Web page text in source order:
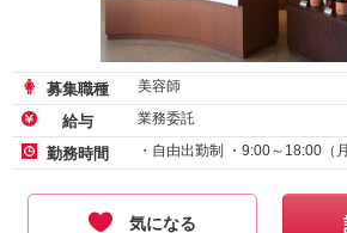
募集職種 美容師
給与 業務委託
勤務時間 ・自由出勤制 ・9:00～18:00（
気になる